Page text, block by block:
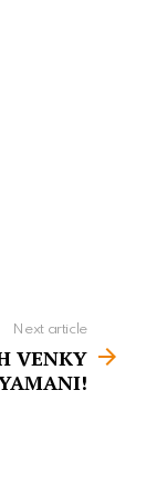
Next article
VENKY